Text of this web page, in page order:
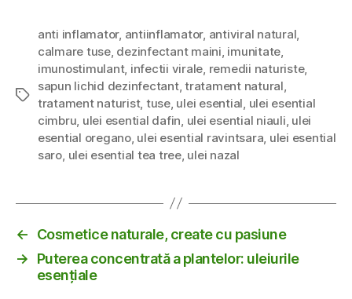
Tags
anti inflamator, antiinflamator, antiviral natural,
calmare tuse, dezinfectant maini, imunitate,
imunostimulant, infectii virale, remedii naturiste,
sapun lichid dezinfectant,tratament natural,
tratament naturist, tuse, ulei esential, ulei esential
cimbru, ulei esential dafin, ulei esential niauli, ulei
esential oregano, ulei esential ravintsara, ulei esential
saro, ulei esential tea tree, ulei nazal
←
Cosmetice naturale, create cu pasiune
→
Puterea concentrată a plantelor: uleiurile
esențiale